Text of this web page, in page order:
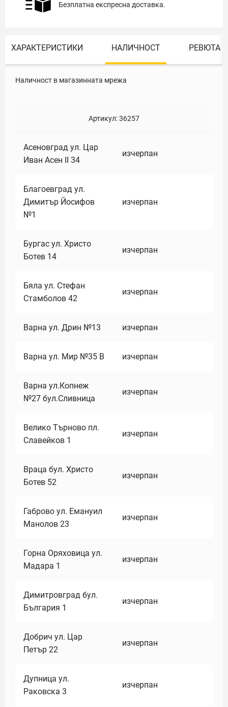
Безплатна експресна доставка.
ХАРАКТЕРИСТИКИ НАЛИЧНОСТ РЕВЮТА
Наличност в магазинната мрежа
Артикул:36257
Асеновград ул. Цар
Иван Асен II 34
изчерпан
Благоевград ул.
Димитър Йосифов
№1
изчерпан
Бургас ул. Христо
Ботев 14
изчерпан
Бяла ул. Стефан
Стамболов 42
изчерпан
Варна ул. Дрин №13 изчерпан
Варна ул. Мир №35 В изчерпан
Варна ул.Копнеж
№27 бул.Сливница
изчерпан
Велико Търново пл.
Славейков 1
изчерпан
Враца бул. Христо
Ботев 52
изчерпан
Габрово ул. Емануил
Манолов 23
изчерпан
Горна Оряховица ул.
Мадара 1
изчерпан
Димитровград бул.
България 1
изчерпан
Добрич ул. Цар
Петър 22
изчерпан
Дупница ул.
Раковска 3
изчерпан